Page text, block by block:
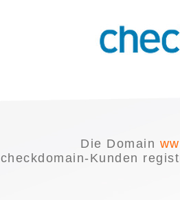
Die Domain
checkdomain-Kunden